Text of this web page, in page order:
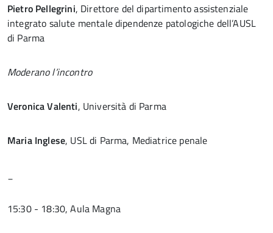
Pietro Pellegrini, Direttore del dipartimento assistenziale
integrato salute mentale dipendenze patologiche dell’AUSL
di Parma
Moderano l’incontro
Veronica Valenti, Università di Parma
Maria Inglese, USL di Parma, Mediatrice penale
15:30 - 18:30, Aula Magna